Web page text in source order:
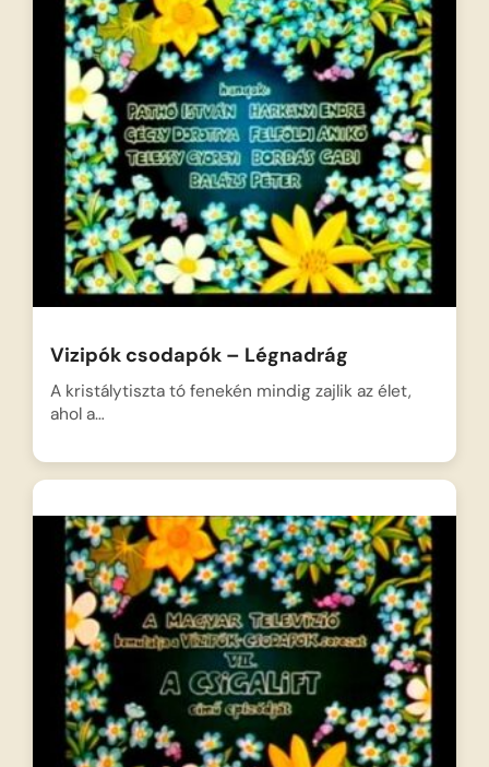
Vizipók csodapók – Légnadrág
A kristálytiszta tó fenekén mindig zajlik az élet,
ahol a…